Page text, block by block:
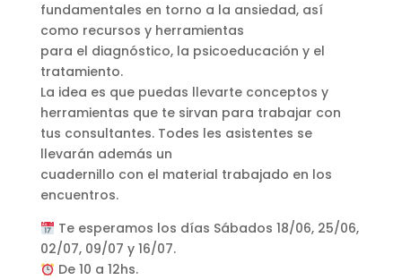
fundamentales en torno a la ansiedad, así
como recursos y herramientas
para el diagnóstico, la psicoeducación y el
tratamiento.
La idea es que puedas llevarte conceptos y
herramientas que te sirvan para trabajar con
tus consultantes. Todes les asistentes se
llevarán además un
cuadernillo con el material trabajado en los
encuentros.
Te esperamos los días Sábados 18/06, 25/06,
02/07, 09/07 y 16/07.
De 10 a 12hs.